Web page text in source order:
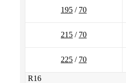
195 / 70
215 / 70
225 / 70
R16